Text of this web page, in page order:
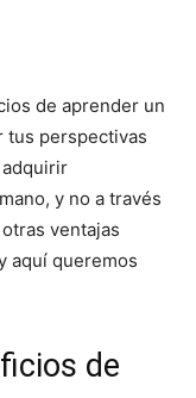
de aprender un
tus perspectivas
adquirir
y no a través
ventajas
aquí queremos
de